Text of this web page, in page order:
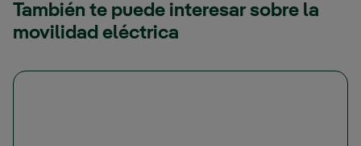
También te puede interesar sobre la
movilidad eléctrica